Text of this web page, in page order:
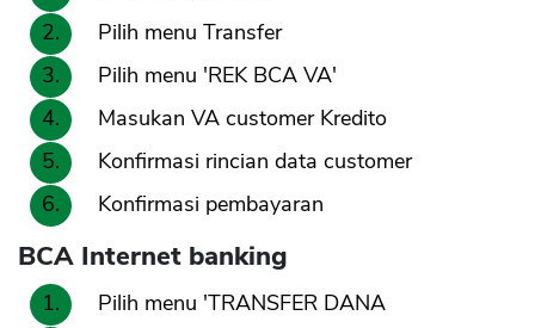
Pilih menu Transfer
Pilih menu 'REK BCA VA'
Masukan VA customer Kredito
Konfirmasi rincian data customer
Konfirmasi pembayaran
BCA Internet banking
Pilih menu 'TRANSFER DANA